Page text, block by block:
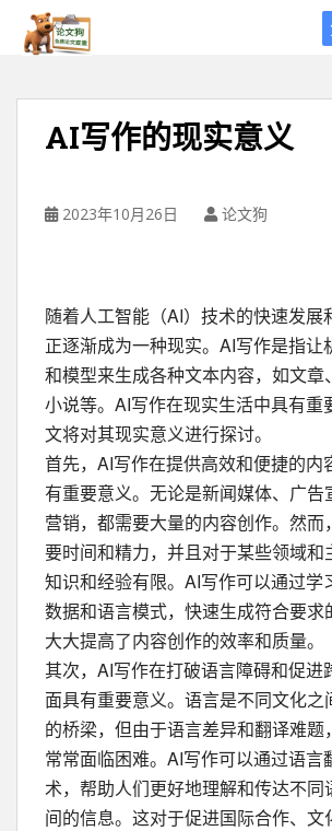
AI写作的现实意义
2023年10月26日 论文狗
随着人工智能（AI）技术的快速发展
正逐渐成为一种现实。AI写作是指让
和模型来生成各种文本内容，如文章
小说等。AI写作在现实生活中具有重
文将对其现实意义进行探讨。
首先，AI写作在提供高效和便捷的内
有重要意义。无论是新闻媒体、广告
营销，都需要大量的内容创作。然而
要时间和精力，并且对于某些领域和
知识和经验有限。AI写作可以通过学
数据和语言模式，快速生成符合要求
大大提高了内容创作的效率和质量。
其次，AI写作在打破语言障碍和促进
面具有重要意义。语言是不同文化之
的桥梁，但由于语言差异和翻译难题
常常面临困难。AI写作可以通过语言
术，帮助人们更好地理解和传达不同
间的信息。这对于促进国际合作、文